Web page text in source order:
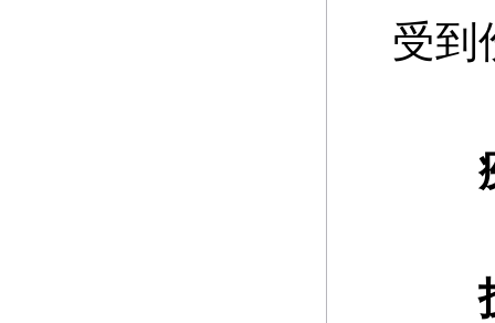
受到
疾